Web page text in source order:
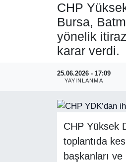
CHP
Bursa,
yönelik
karar verdi.
25.06.2026 - 17:09
YAYINLANMA
CHP Yüksek
toplantıda
başkanları
SİYASET
ASAYİŞ
RESMİ REKLAM
Tüm Manşetler
Son Dakika Haberleri
Haber Arşivi